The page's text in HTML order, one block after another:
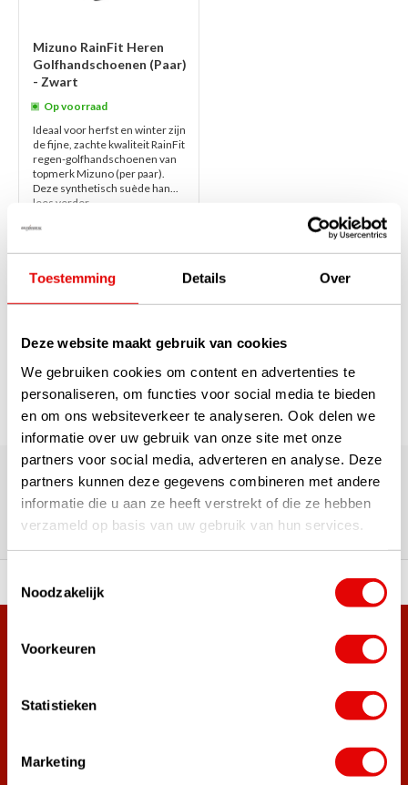
Toestemming Details Over
Deze website maakt gebruik van cookies
We gebruiken cookies om content en advertenties te
personaliseren, om functies voor social media te bieden
en om ons websiteverkeer te analyseren. Ook delen we
informatie over uw gebruik van onze site met onze
partners voor social media, adverteren en analyse. Deze
partners kunnen deze gegevens combineren met andere
informatie die u aan ze heeft verstrekt of die ze hebben
verzameld op basis van uw gebruik van hun services.
Noodzakelijk
Voorkeuren
Statistieken
Marketing
Mizuno RainFit Heren
Golfhandschoenen (Paar)
- Zwart
Op voorraad
Ideaal voor herfst en winter zijn
de fijne, zachte kwaliteit RainFit
regen-golfhandschoenen van
topmerk Mizuno (per paar).
Deze synthetisch suède han...
lees verder
€24,50
Pagina 1 van 1
1
180.000+ Klanten | 5.000+ Reviews | Trusted Shops, TrustPilot,
Google
Reviews: Onze klanten aan het
woord
A-merken! Vóór 15:00 besteld,
Meer dan 38.000 klanten hebben zich al
Word ook lid van de nieuwsbrief en mis nooit meer de beste
golf aanbiedingen!